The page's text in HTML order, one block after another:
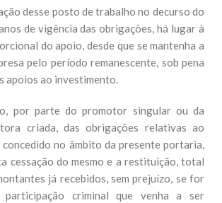
desse posto de trabalho no decurso do
de vigência das obrigações, há lugar à
do apoio, desde que se mantenha a
pelo período remanescente, sob pena
apoios ao investimento.
por parte do promotor singular ou da
criada, das obrigações relativas ao
no âmbito da presente portaria,
cessação do mesmo e a restituição, total
já recebidos, sem prejuízo, se for
criminal que venha a ser